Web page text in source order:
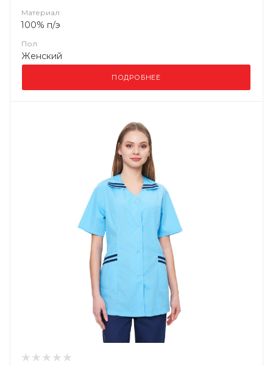
Материал
100% п/э
Пол
Женский
ПОДРОБНЕЕ